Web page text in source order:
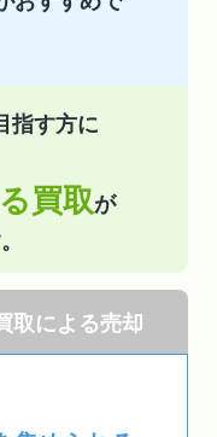
指す方に
買取が
取による売却